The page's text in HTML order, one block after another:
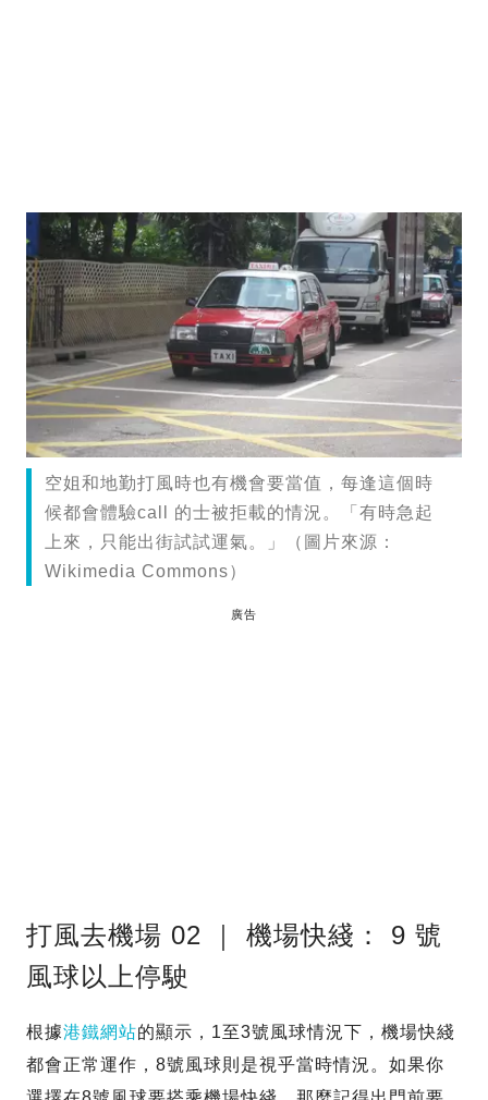
空姐和地勤打風時也有機會要當值，每逢這個時
候都會體驗call 的士被拒載的情況。「有時急起
上來，只能出街試試運氣。」（圖片來源：
Wikimedia Commons）
廣告
打風去機場 02 ｜ 機場快綫： 9 號
風球以上停駛
根據港鐵網站的顯示，1至3號風球情況下，機場快綫
都會正常運作，8號風球則是視乎當時情況。如果你